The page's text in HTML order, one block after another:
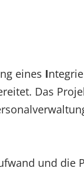
eines I
Das
und die